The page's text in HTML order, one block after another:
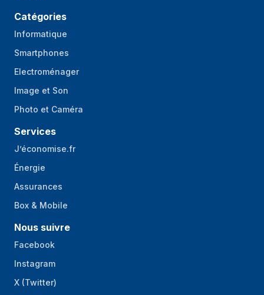
Catégories
Informatique
Smartphones
Electroménager
Image et Son
Photo et Caméra
Services
J’économise.fr
Énergie
Assurances
Box & Mobile
Nous suivre
Facebook
Instagram
X (Twitter)